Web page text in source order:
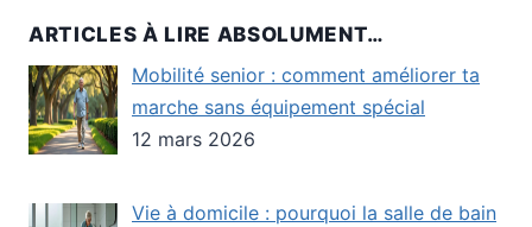
ARTICLES À LIRE ABSOLUMENT…
Mobilité senior : comment améliorer ta
marche sans équipement spécial
12 mars 2026
Vie à domicile : pourquoi la salle de bain